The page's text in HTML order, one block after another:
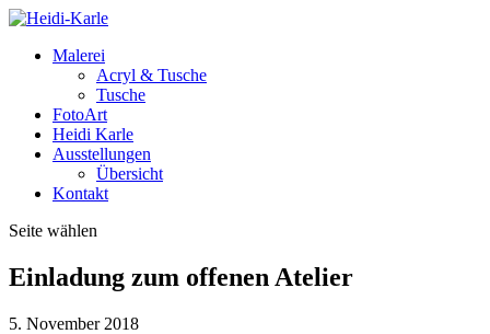
Malerei
Acryl & Tusche
Tusche
FotoArt
Heidi Karle
Ausstellungen
Übersicht
Kontakt
Seite wählen
Einladung zum offenen Atelier
5. November 2018